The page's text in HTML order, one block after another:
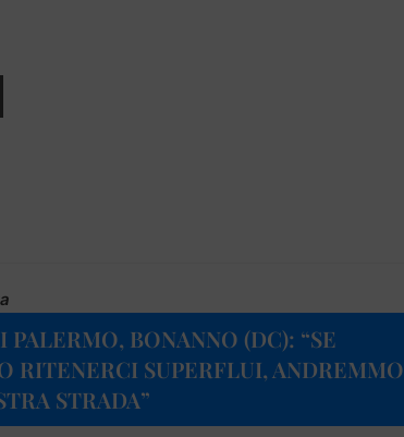
PALERMO, BONANNO (DC): “SE
RITENERCI SUPERFLUI, ANDREMMO
STRADA”